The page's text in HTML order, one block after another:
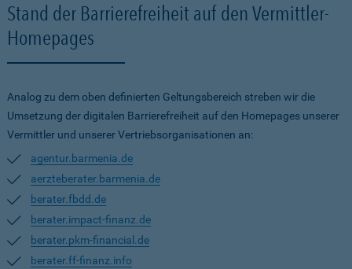
Stand der Barrierefreiheit auf den Vermittler-
Homepages
Analog zu dem oben definierten Geltungsbereich streben wir die
Umsetzung der digitalen Barrierefreiheit auf den Homepages unserer
Vermittler und unserer Vertriebsorganisationen an:
agentur.barmenia.de
aerzteberater.barmenia.de
berater.fbdd.de
berater.impact-finanz.de
berater.pkm-financial.de
berater.ff-finanz.info